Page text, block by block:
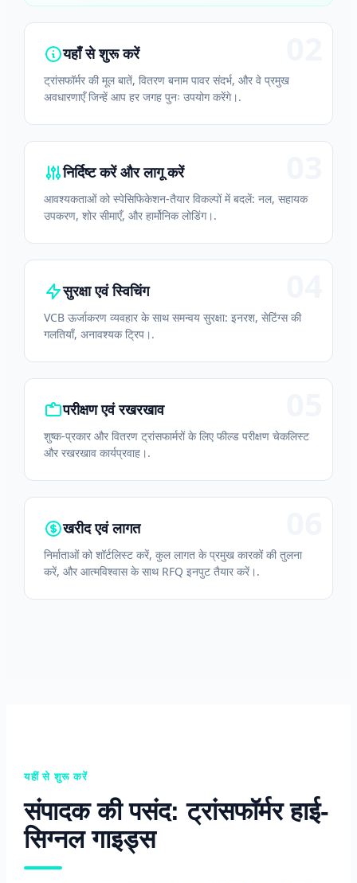
यहाँ से शुरू करें
ट्रांसफॉर्मर की मूल बातें, वितरण बनाम पावर संदर्भ, और वे प्रमुख
अवधारणाएँ जिन्हें आप हर जगह पुनः उपयोग करेंगे।.
निर्दिष्ट करें और लागू करें
आवश्यकताओं को स्पेसिफिकेशन-तैयार विकल्पों में बदलें: नल, सहायक
उपकरण, शोर सीमाएँ, और हार्मोनिक लोडिंग।.
सुरक्षा एवं स्विचिंग
VCB ऊर्जाकरण व्यवहार के साथ समन्वय सुरक्षा: इनरश, सेटिंग्स की
गलतियाँ, अनावश्यक ट्रिप।.
परीक्षण एवं रखरखाव
शुष्क-प्रकार और वितरण ट्रांसफार्मरों के लिए फील्ड परीक्षण चेकलिस्ट
और रखरखाव कार्यप्रवाह।.
खरीद एवं लागत
निर्माताओं को शॉर्टलिस्ट करें, कुल लागत के प्रमुख कारकों की तुलना
करें, और आत्मविश्वास के साथ RFQ इनपुट तैयार करें।.
यहीं से शुरू करें
संपादक की पसंद: ट्रांसफॉर्मर हाई-
सिग्नल गाइड्स